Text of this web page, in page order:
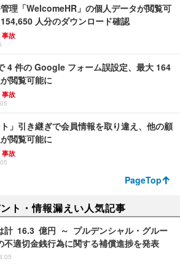
理「WelcomeHR」の個人データが閲覧可
人分のダウンロード確認
故
4 件の Google フォーム誤設定、最大 164
閲覧可能に
故
ト」引き継ぎで会員情報を取り違え、他の顧
閲覧可能に
故
PageTop
ト・情報漏えい人気記事
計 16.3 億円 ～ プルデンシャル・グルー
不適切金銭行為に関する補償進捗を発表